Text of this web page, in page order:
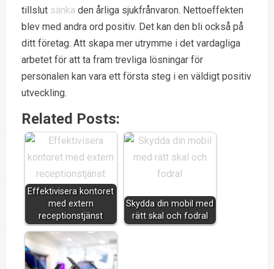
tillslut sänka den årliga sjukfrånvaron. Nettoeffekten
blev med andra ord positiv. Det kan den bli också på
ditt företag. Att skapa mer utrymme i det vardagliga
arbetet för att ta fram trevliga lösningar för
personalen kan vara ett första steg i en väldigt positiv
utveckling.
Related Posts:
Effektivisera kontoret
med extern
receptionstjänst
Skydda din mobil med
rätt skal och fodral